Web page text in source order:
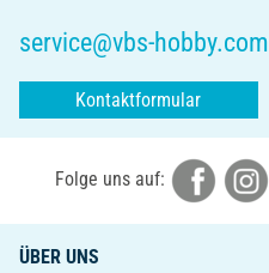
service@vbs-hobby.com
Kontaktformular
Folge uns auf:
ÜBER UNS